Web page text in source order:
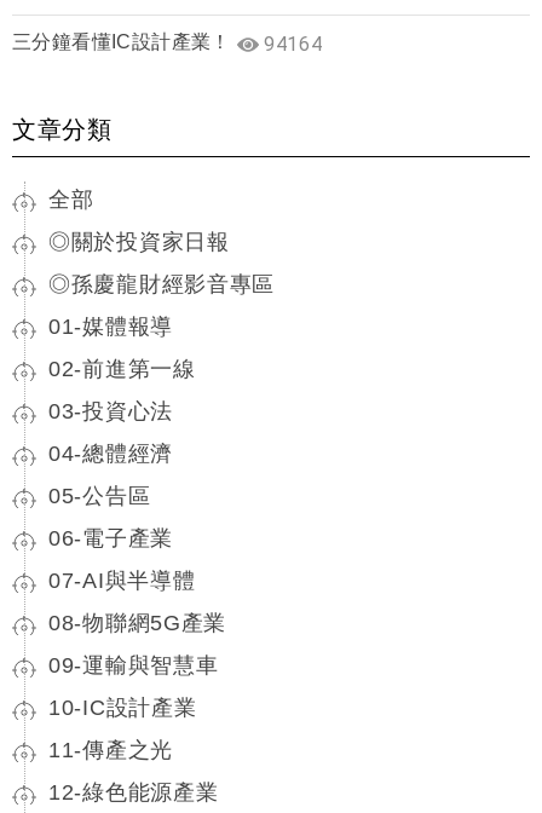
三分鐘看懂IC設計產業！ 94164
文章分類
全部
◎關於投資家日報
◎孫慶龍財經影音專區
01-媒體報導
02-前進第一線
03-投資心法
04-總體經濟
05-公告區
06-電子產業
07-AI與半導體
08-物聯網5G產業
09-運輸與智慧車
10-IC設計產業
11-傳產之光
12-綠色能源產業